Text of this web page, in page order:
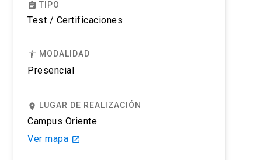
assignment TIPO
Test / Certificaciones
accessibility MODALIDAD
Presencial
place LUGAR DE REALIZACIÓN
Campus Oriente
Ver mapa launch